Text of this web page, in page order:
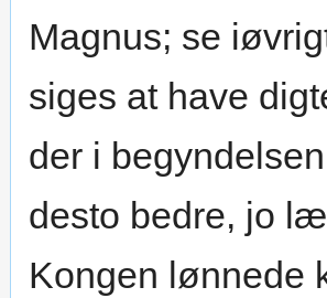
Magnus; se
siges at have
der i
desto bedre, jo
Kongen lønnede